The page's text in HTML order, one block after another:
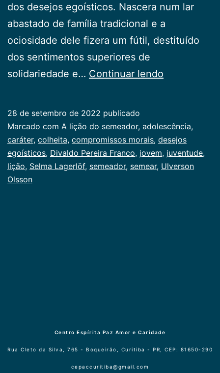
dos desejos egoísticos. Nascera num lar
abastado de família tradicional e a
ociosidade dele fizera um fútil, destituído
dos sentimentos superiores de
solidariedade e… Continuar lendo
semeador
28 de setembro de 2022 publicado
Categorizado
como
Juventude
Marcado com A lição do semeador, adolescência,
caráter, colheita, compromissos morais, desejos
egoísticos, Divaldo Pereira Franco, jovem, juventude,
lição, Selma Lagerlöf, semeador, semear, Ulverson
Olsson
Centro Espírita Paz Amor e Caridade
Rua Cleto da Silva, 765 - Boqueirão, Curitiba - PR, CEP: 81650-290
cepaccuritiba@gmail.com